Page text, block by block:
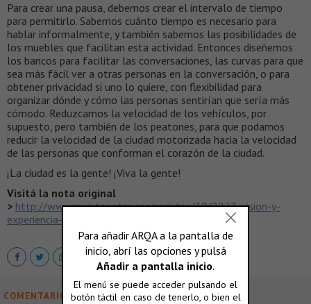
Para crear una pausa, debemos crear el intervalo de tiempo
para permitirlo. Sabemos cuánto tiempo es necesario para
hablar informalmente, y también sabemos las posibilidades de
los muebles que facilitan esta actividad. Entonces diseñemos
los bancos para facilitar las conversaciones, las curvas para que
sea más fácil ver a otras personas en la conversación, o para
obtener privacidad si uno lo quiere, con flexibilidad para
organizar dónde y cómo las personas sentirían que sería más
cómodo. Reduzcamos la velocidad de los vehículos, por
supuesto, pero también de los peatones, para que podamos
reducir la velocidad de la ciudad motorizada hacia la velocidad
de las personas que conforman el corazón de la ciudad.
¡La ciudad es la gente! ¡Viva la gente!
Visitá la nota original
> http://www.revistanotas.org/revistas/39/2222-vision-y-
experiencia-respecto-a-la-movilidad
COMENTARIOS